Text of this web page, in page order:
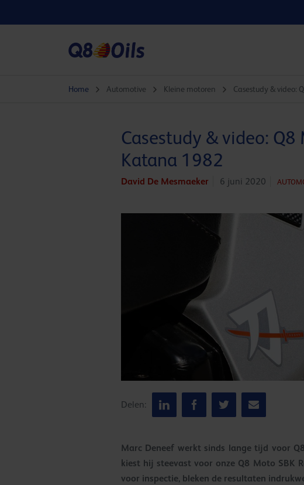
Home Automotive Kleine motoren Casestudy & video:
Casestudy & video: Q8
Katana 1982
David De Mesmaeker 6 juni 2020
Delen:
Marc Deneef werkt sinds lange tijd voor
kiest hij steevast voor onze Q8 Moto SBK
voor inspectie, bleken de resultaten